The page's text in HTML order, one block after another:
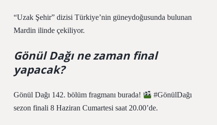
“Uzak Şehir” dizisi Türkiye’nin güneydoğusunda bulunan
Mardin ilinde çekiliyor.
Gönül Dağı ne zaman final
yapacak?
Gönül Dağı 142. bölüm fragmanı burada!
#GönülDağı
sezon finali 8 Haziran Cumartesi saat 20.00’de.